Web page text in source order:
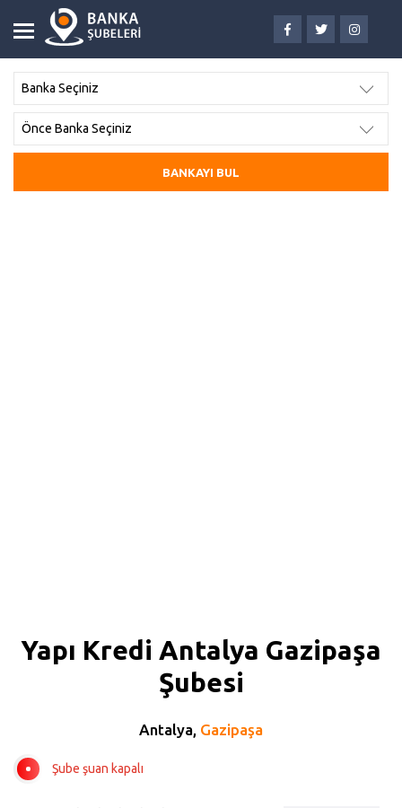
Yapı Kredi Antalya Gazipaşa
Şubesi
Antalya, Gazipaşa
Şube şuan kapalı